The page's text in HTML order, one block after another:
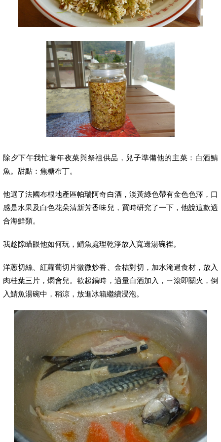
除夕下午我忙著年夜菜與祭祖供品，兒子準備他的主菜：白酒鯖
魚。甜點：焦糖布丁。
他選了法國布根地產區帕瑞阿奇白酒，淡黃綠色帶有金色色澤，口
感是水果及白色花朵清新芳香味兒，買時研究了一下，他說這款適
合海鮮類。
我趁隙瞄眼他如何玩，鯖魚處理乾淨放入寬邊湯碗裡。
洋蔥切絲、紅蘿蔔切片微微炒香、金桔對切，加水淹過食材，放入
肉桂葉三片，燜會兒。欲起鍋時，適量白酒加入，ㄧ滾即關火，倒
入鯖魚湯碗中，稍涼，放進冰箱繼續浸泡。